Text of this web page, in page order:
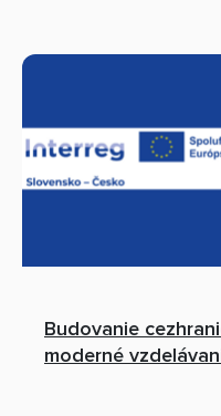
Budovanie
moderné